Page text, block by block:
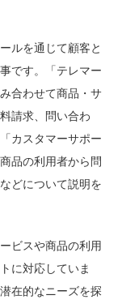
ルを通じて顧客と
です。「テレマー
合わせて商品・サ
請求、問い合わ
カスタマーサポー
品の利用者から問
どについて説明を
ビスや商品の利用
に対応していま
在的なニーズを探